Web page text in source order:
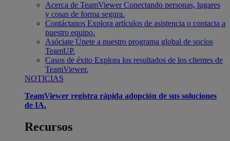
Acerca de TeamViewer Conectando personas, lugares
y cosas de forma segura.
Contáctanos Explora artículos de asistencia o contacta a
nuestro equipo.
Asóciate Únete a nuestro programa global de socios
TeamUP.
Casos de éxito Explora los resultados de los clientes de
TeamViewer.
NOTICIAS
TeamViewer registra rápida adopción de sus soluciones
de IA.
Recursos